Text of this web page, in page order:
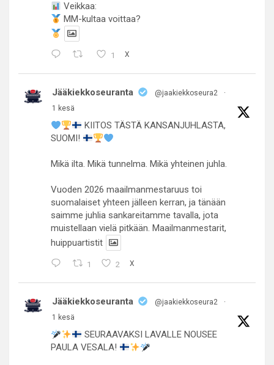
Veikkaa:
MM-kultaa voittaa?
1 X
Jääkiekkoseuranta @jaakiekkoseura2
·
1 kesä
KIITOS TÄSTÄ KANSANJUHLASTA,
SUOMI!
Mikä ilta. Mikä tunnelma. Mikä yhteinen juhla.
Vuoden 2026 maailmanmestaruus toi
suomalaiset yhteen jälleen kerran, ja tänään
saimme juhlia sankareitamme tavalla, jota
muistellaan vielä pitkään. Maailmanmestarit,
huippuartistit
1 2 X
Jääkiekkoseuranta @jaakiekkoseura2
·
1 kesä
SEURAAVAKSI LAVALLE NOUSEE
PAULA VESALA!